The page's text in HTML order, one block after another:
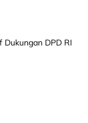
Dukungan DPD RI